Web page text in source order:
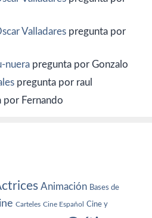
Valladares pregunta por
nuera pregunta por Gonzalo
pregunta por raul
por Fernando
Animación Bases de
Carteles Cine Español Cine y